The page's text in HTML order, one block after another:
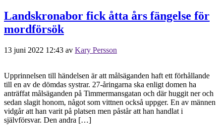
Landskronabor fick åtta års fängelse för
mordförsök
13 juni 2022 12:43 av Kary Persson
Upprinnelsen till händelsen är att målsäganden haft ett förhållande
till en av de dömdas systrar. 27-åringarna ska enligt domen ha
anträffat målsäganden på Timmermansgatan och där huggit ner och
sedan slagit honom, något som vittnen också uppger. En av männen
vidgår att han varit på platsen men påstår att han handlat i
självförsvar. Den andra […]